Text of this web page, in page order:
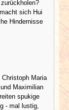
sich Hui
Hindernisse
Christoph Maria
Maximilian
spukige
- mal lustig,